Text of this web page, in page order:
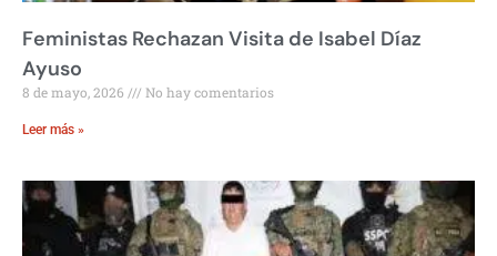
Feministas Rechazan Visita de Isabel Díaz
Ayuso
8 de mayo, 2026 No hay comentarios
Leer más »